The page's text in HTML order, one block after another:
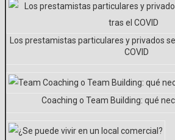
Los prestamistas particulares y privados
COVID
Coaching o Team Building: qué